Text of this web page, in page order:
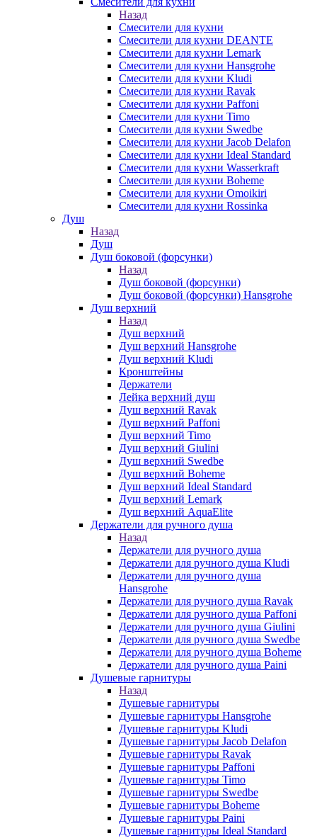
Назад
Смесители для кухни
Смесители для кухни DEANTE
Смесители для кухни Lemark
Смесители для кухни Hansgrohe
Смесители для кухни Kludi
Смесители для кухни Ravak
Смесители для кухни Paffoni
Смесители для кухни Timo
Смесители для кухни Swedbe
Смесители для кухни Jacob Delafon
Смесители для кухни Ideal Standard
Смесители для кухни Wasserkraft
Смесители для кухни Boheme
Смесители для кухни Omoikiri
Смесители для кухни Rossinka
Душ
Назад
Душ
Душ боковой (форсунки)
Назад
Душ боковой (форсунки)
Душ боковой (форсунки) Hansgrohe
Душ верхний
Назад
Душ верхний
Душ верхний Hansgrohe
Душ верхний Kludi
Кронштейны
Держатели
Лейка верхний душ
Душ верхний Ravak
Душ верхний Paffoni
Душ верхний Timo
Душ верхний Giulini
Душ верхний Swedbe
Душ верхний Boheme
Душ верхний Ideal Standard
Душ верхний Lemark
Душ верхний AquaElite
Держатели для ручного душа
Назад
Держатели для ручного душа
Держатели для ручного душа Kludi
Держатели для ручного душа
Hansgrohe
Держатели для ручного душа Ravak
Держатели для ручного душа Paffoni
Держатели для ручного душа Giulini
Держатели для ручного душа Swedbe
Держатели для ручного душа Boheme
Держатели для ручного душа Paini
Душевые гарнитуры
Назад
Душевые гарнитуры
Душевые гарнитуры Hansgrohe
Душевые гарнитуры Kludi
Душевые гарнитуры Jacob Delafon
Душевые гарнитуры Ravak
Душевые гарнитуры Paffoni
Душевые гарнитуры Timo
Душевые гарнитуры Swedbe
Душевые гарнитуры Boheme
Душевые гарнитуры Paini
Душевые гарнитуры Ideal Standard